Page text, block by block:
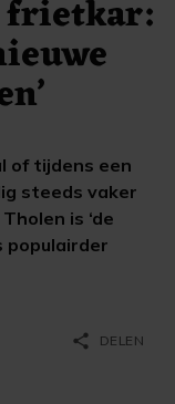
frietkar:
of tijdens een
steeds vaker
is ‘de
populairder
share DELEN